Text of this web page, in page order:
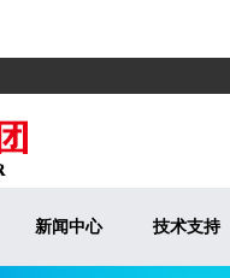
新闻中心 技术支持